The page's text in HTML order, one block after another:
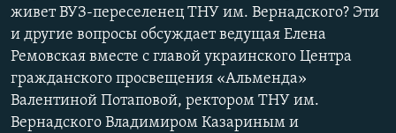
живет ВУЗ-переселенец ТНУ им. Вернадского? Эти
и другие вопросы обсуждает ведущая Елена
Ремовская вместе с главой украинского Центра
гражданского просвещения «Альменда»
Валентиной Потаповой, ректором ТНУ им.
Вернадского Владимиром Казариным и